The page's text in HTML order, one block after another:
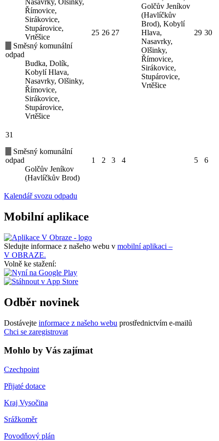
Nasavrky, Olšinky,
Římovice,
Sirákovice,
Stupárovice,
Vrtěšice
Směsný komunální
odpad
Budka, Dolík,
Kobylí Hlava,
Nasavrky, Olšinky,
Římovice,
Sirákovice,
Stupárovice,
Vrtěšice
25 26 27
Golčův Jeníkov
(Havlíčkův
Brod), Kobylí
Hlava,
Nasavrky,
Olšinky,
Římovice,
Sirákovice,
Stupárovice,
Vrtěšice
29 30
31
Směsný komunální
odpad
Golčův Jeníkov
(Havlíčkův Brod)
1 2 3 4 5 6
Kalendář svozu odpadu
Mobilní aplikace
Sledujte informace z našeho webu v mobilní aplikaci –
V OBRAZE.
Volně ke stažení:
Odběr novinek
Dostávejte informace z našeho webu prostřednictvím e-mailů
Chci se zaregistrovat
Mohlo by Vás zajímat
Czechpoint
Přijaté dotace
Kraj Vysočina
Srážkoměr
Povodňový plán